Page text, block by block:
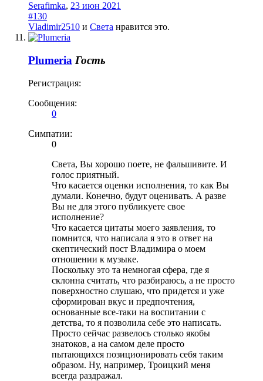
Serafimka, 23 июн 2021
#130
Vladimir2510 и Света нравится это.
Plumeria Гость
Регистрация:
Сообщения:
0
Симпатии:
0
Света, Вы хорошо поете, не фальшивите. И
голос приятный.
Что касается оценки исполнения, то как Вы
думали. Конечно, будут оценивать. А разве
Вы не для этого публикуете свое
исполнение?
Что касается цитаты моего заявления, то
помнится, что написала я это в ответ на
скептический пост Владимира о моем
отношении к музыке.
Поскольку это та немногая сфера, где я
склонна считать, что разбираюсь, а не просто
поверхностно слушаю, что придется и уже
сформирован вкус и предпочтения,
основанные все-таки на воспитании с
детства, то я позволила себе это написать.
Просто сейчас развелось столько якобы
знатоков, а на самом деле просто
пытающихся позиционировать себя таким
образом. Ну, например, Троицкий меня
всегда раздражал.